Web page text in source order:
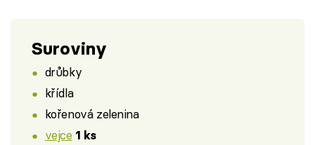
Suroviny
drůbky
křídla
kořenová zelenina
vejce 1 ks